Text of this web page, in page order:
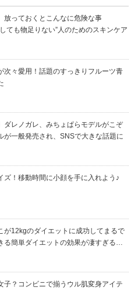
放っておくとこんなに危険な事
ても物足りない”人のためのスキンケア
次々愛用！話題のすっきりフルーツ青
ダレノガレ、みちょぱらモデルがこぞ
が一般発売され、SNSで大きな話題に
ズ！移動時間に小顔を手に入れよう♪
が12kgのダイエットに成功してまるで
る簡単ダイエットの効果が凄すぎる…
子？コンビニで揃うウル肌変身アイテ